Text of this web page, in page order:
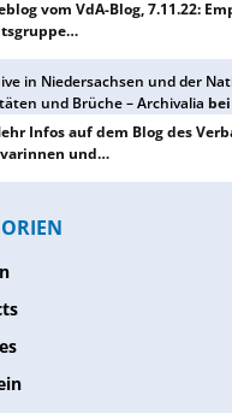
vom VdA-Blog, 7.11.22:
in Niedersachsen und der
und Brüche – Archivalia bei
Infos auf dem Blog des
und…